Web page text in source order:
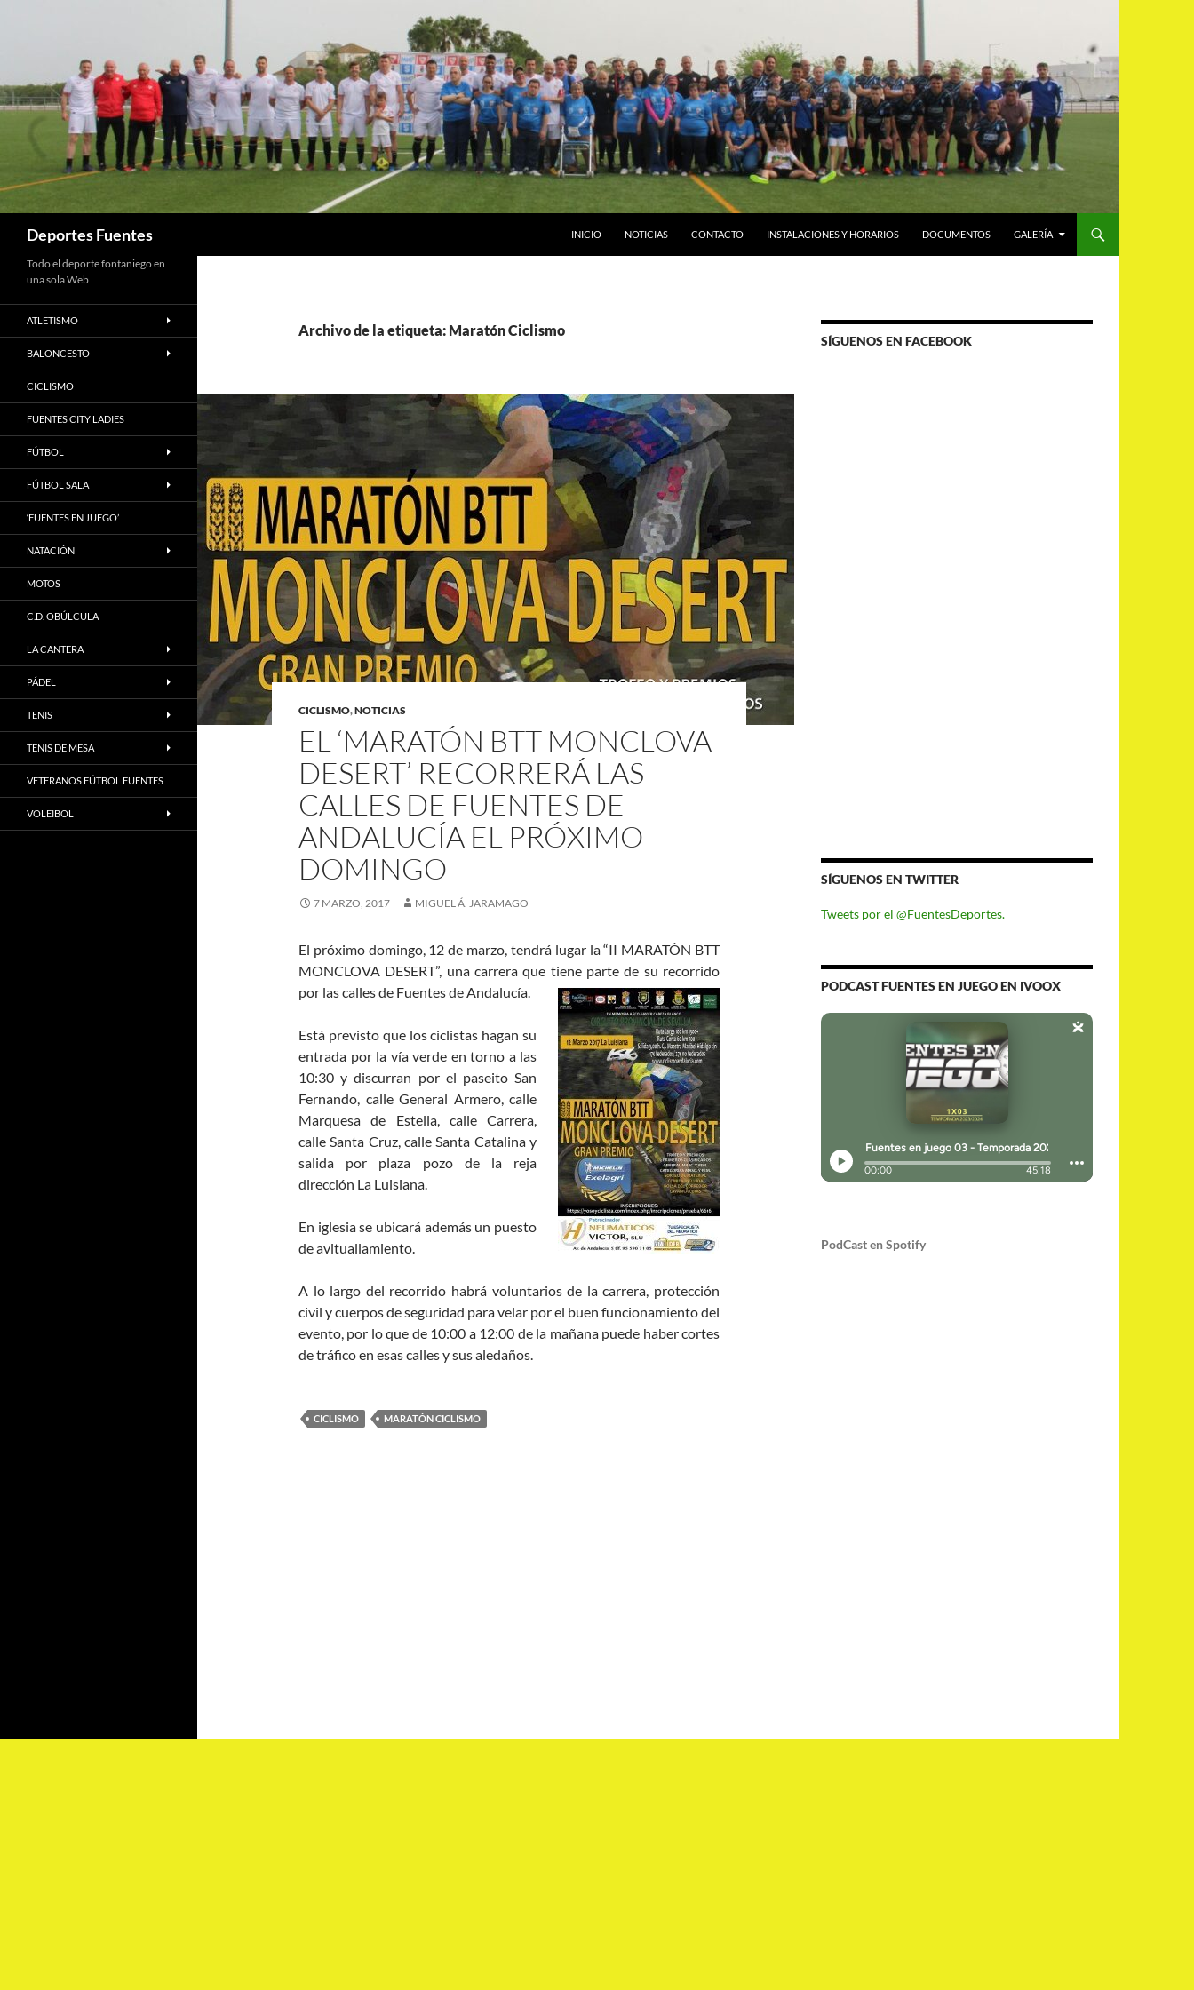
Deportes Fuentes INICIO NOTICIAS CONTACTO INSTALACIONES Y HORARIOS DOCUMENTOS GALERÍA
Archivo de la etiqueta: Maratón Ciclismo
CICLISMO,NOTICIAS
EL ‘MARATÓN BTT MONCLOVA
DESERT’ RECORRERÁ LAS
CALLES DE FUENTES DE
ANDALUCÍA EL PRÓXIMO
DOMINGO
7 MARZO, 2017 MIGUEL Á. JARAMAGO
El próximo domingo, 12 de marzo, tendrá lugar la “II MARATÓN BTT
MONCLOVA DESERT”, una carrera que tiene parte de su recorrido
por las calles de Fuentes de Andalucía.
Está previsto que los ciclistas hagan su
entrada por la vía verde en torno a las
10:30 y discurran por el paseito San
Fernando, calle General Armero, calle
Marquesa de Estella, calle Carrera,
calle Santa Cruz, calle Santa Catalina y
salida por plaza pozo de la reja
dirección La Luisiana.
En iglesia se ubicará además un puesto
de avituallamiento.
A lo largo del recorrido habrá voluntarios de la carrera, protección
civil y cuerpos de seguridad para velar por el buen funcionamiento del
evento, por lo que de 10:00 a 12:00 de la mañana puede haber cortes
de tráfico en esas calles y sus aledaños.
CICLISMO MARATÓN CICLISMO
SÍGUENOS EN FACEBOOK
SÍGUENOS EN TWITTER
Tweets por el @FuentesDeportes.
PODCAST FUENTES EN JUEGO EN IVOOX
PodCast en Spotify
Todo el deporte fontaniego en
una sola Web
ATLETISMO
BALONCESTO
CICLISMO
FUENTES CITY LADIES
FÚTBOL
FÚTBOL SALA
‘FUENTES EN JUEGO’
NATACIÓN
MOTOS
C.D. OBÚLCULA
LA CANTERA
PÁDEL
TENIS
TENIS DE MESA
VETERANOS FÚTBOL FUENTES
VOLEIBOL